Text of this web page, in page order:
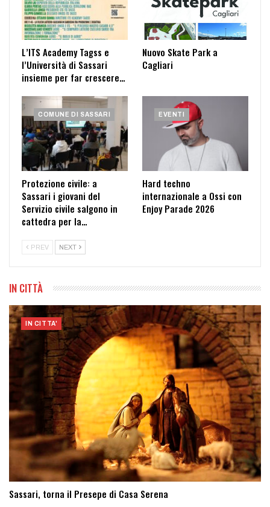
L’ITS Academy Tagss e
l’Università di Sassari
insieme per far crescere…
Nuovo Skate Park a
Cagliari
COMUNE DI SASSARI
Protezione civile: a
Sassari i giovani del
Servizio civile salgono in
cattedra per la…
EVENTI
Hard techno
internazionale a Ossi con
Enjoy Parade 2026
PREV NEXT
IN CITTÀ
IN CITTA'
Sassari, torna il Presepe di Casa Serena